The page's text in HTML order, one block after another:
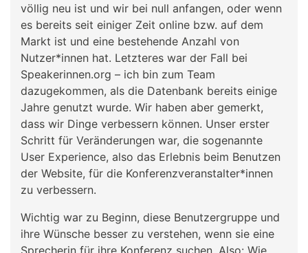
völlig neu ist und wir bei null anfangen, oder wenn
es bereits seit einiger Zeit online bzw. auf dem
Markt ist und eine bestehende Anzahl von
Nutzer*innen hat. Letzteres war der Fall bei
Speakerinnen.org – ich bin zum Team
dazugekommen, als die Datenbank bereits einige
Jahre genutzt wurde. Wir haben aber gemerkt,
dass wir Dinge verbessern können. Unser erster
Schritt für Veränderungen war, die sogenannte
User Experience, also das Erlebnis beim Benutzen
der Website, für die Konferenzveranstalter*innen
zu verbessern.
Wichtig war zu Beginn, diese Benutzergruppe und
ihre Wünsche besser zu verstehen, wenn sie eine
Sprecherin für ihre Konferenz suchen. Also: Wie